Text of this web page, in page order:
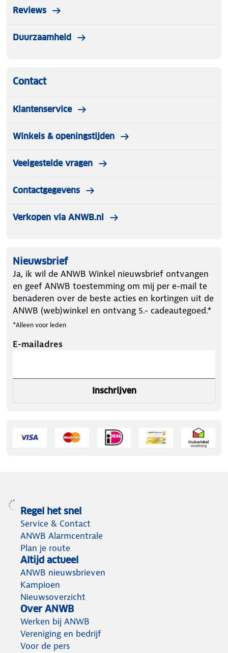
Reviews
Duurzaamheid
Contact
Klantenservice
Winkels & openingstijden
Veelgestelde vragen
Contactgegevens
Verkopen via ANWB.nl
Nieuwsbrief
Ja, ik wil de ANWB Winkel nieuwsbrief ontvangen
en geef ANWB toestemming om mij per e-mail te
benaderen over de beste acties en kortingen uit de
ANWB (web)winkel en ontvang 5.- cadeautegoed.*
*Alleen voor leden
E-mailadres
Inschrijven
Regel het snel
Service & Contact
ANWB Alarmcentrale
Plan je route
Altijd actueel
ANWB nieuwsbrieven
Kampioen
Nieuwsoverzicht
Over ANWB
Werken bij ANWB
Vereniging en bedrijf
Voor de pers